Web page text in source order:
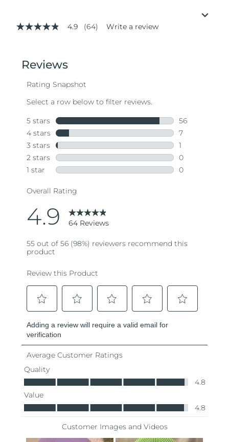
4.9
stars,
average
value.
Same
page
link.
4.9 (64) Write a review